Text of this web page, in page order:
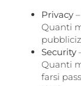
Privacy
Quanti
Security
Quanti
farsi